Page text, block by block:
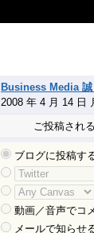
Business Media 誠
2008 年 4 月 14 日
ご投稿され
ブログに投稿す
動画／音声でコ
メールで知らせ